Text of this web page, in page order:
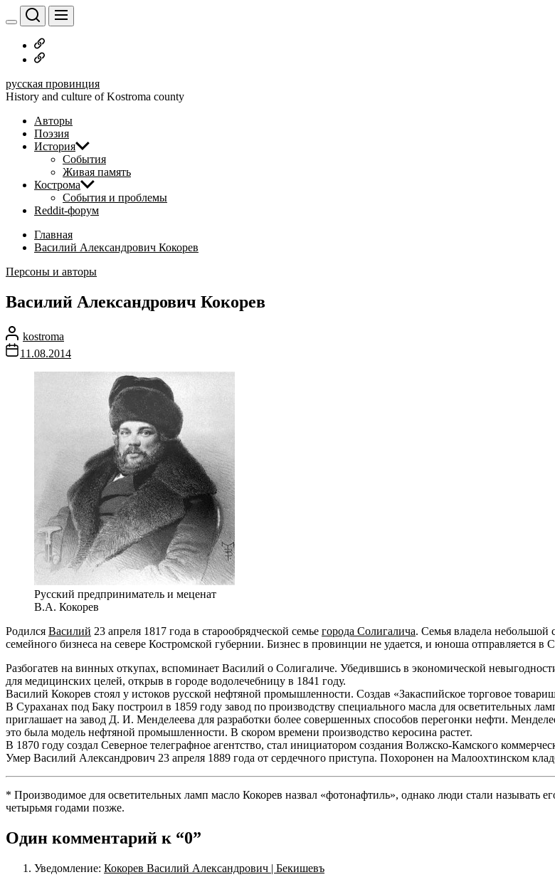
Перейти
к
содержимому
Русское
дворянство
Наши
русская провинция
History and culture of Kostroma county
Авторы
Поэзия
История
События
Живая память
Кострома
События и проблемы
Reddit-форум
Главная
Василий Александрович Кокорев
Персоны и авторы
Василий Александрович Кокорев
kostroma
11.08.2014
Русский предприниматель и меценат
В.А. Кокорев
Родился Василий 23 апреля 1817 года в старообрядческой семье города Солигалича. Семья владела небольшой
семейного бизнеса на севере Костромской губернии. Бизнес в провинции не удается, и юноша отправляется
Разбогатев на винных откупах, вспоминает Василий о Солигаличе. Убедившись в экономической
для медицинских целей, открыв в городе водолечебницу в 1841 году.
Василий Кокорев стоял у истоков русской нефтяной промышленности. Создав «Закаспийское торговое
В Сураханах под Баку построил в 1859 году завод по производству специального масла для осветительных
приглашает на завод Д. И. Менделеева для разработки более совершенных способов перегонки нефти.
это была модель нефтяной промышленности. В скором времени производство керосина растет.
В 1870 году создал Северное телеграфное агентство, стал инициатором создания Волжско-Камского
Умер Василий Александрович 23 апреля 1889 года от сердечного приступа. Похоронен на Малоохтинском
* Производимое для осветительных ламп масло Кокорев назвал «фотонафтиль», однако люди стали называть
четырьмя годами позже.
Один комментарий к “0”
Уведомление: Кокорев Василий Александрович | Бекишевъ